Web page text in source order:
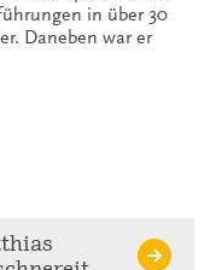
in über 30
Daneben war er